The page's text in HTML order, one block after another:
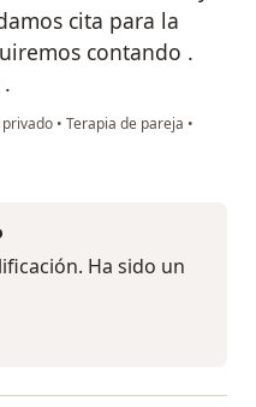
cita para la
contando .
• Terapia de pareja •
Ha sido un